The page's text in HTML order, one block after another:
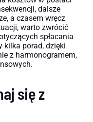
dalsze
a czasem wręcz
warto zwrócić
spłacania
kilka porad, dzięki
z harmonogramem,
się z